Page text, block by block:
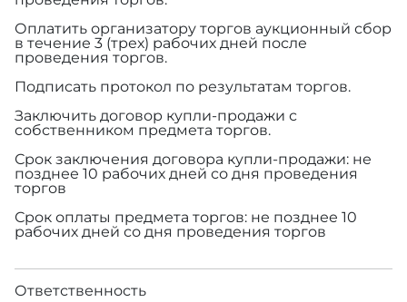
Оплатить организатору торгов аукционный сбор
в течение 3 (трех) рабочих дней после
проведения торгов.
Подписать протокол по результатам торгов.
Заключить договор купли-продажи с
собственником предмета торгов.
Срок заключения договора купли-продажи: не
позднее 10 рабочих дней со дня проведения
торгов
Срок оплаты предмета торгов: не позднее 10
рабочих дней со дня проведения торгов
Ответственность